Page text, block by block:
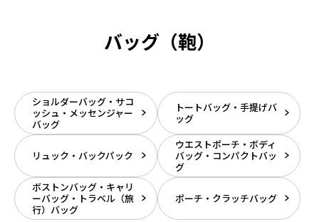
バッグ（鞄）
ショルダーバッグ・サコ
ッシュ・メッセンジャー
バッグ
トートバッグ・手提げバ
ッグ
リュック・バックパック
ウエストポーチ・ボディ
バッグ・コンパクトバッ
グ
ボストンバッグ・キャリ
ーバッグ・トラベル（旅
行）バッグ
ポーチ・クラッチバッグ